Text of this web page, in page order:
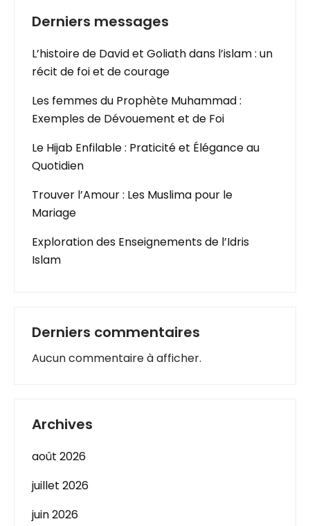
Derniers messages
L’histoire de David et Goliath dans l’islam : un
récit de foi et de courage
Les femmes du Prophète Muhammad :
Exemples de Dévouement et de Foi
Le Hijab Enfilable : Praticité et Élégance au
Quotidien
Trouver l’Amour : Les Muslima pour le
Mariage
Exploration des Enseignements de l’Idris
Islam
Derniers commentaires
Aucun commentaire à afficher.
Archives
août 2026
juillet 2026
juin 2026